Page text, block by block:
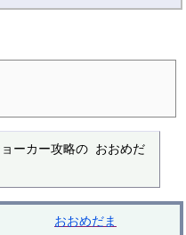
ーカー攻略の おおめだ
おおめだま